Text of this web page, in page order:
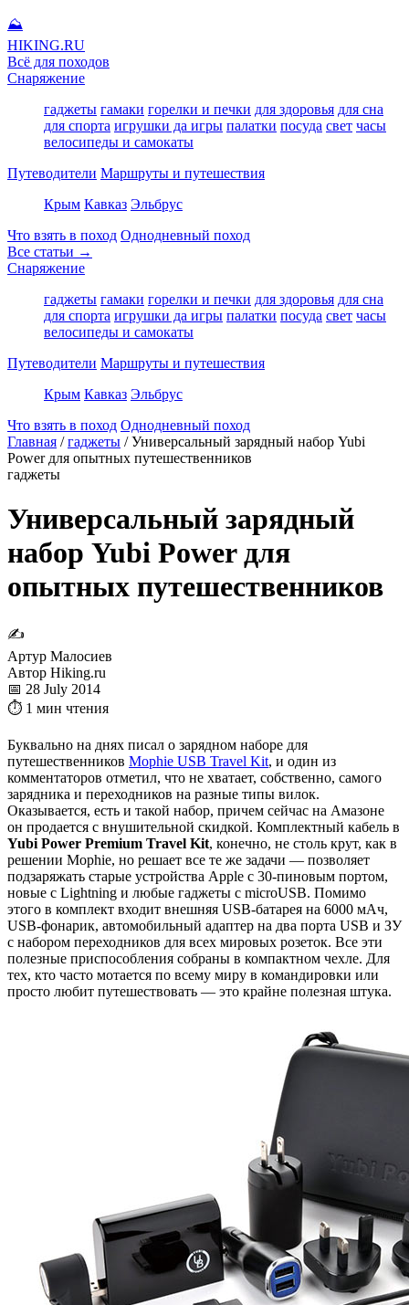
⛰
HIKING.RU
Всё для походов
Снаряжение
гаджеты гамаки горелки и печки для здоровья для сна
для спорта игрушки да игры палатки посуда свет часы
велосипеды и самокаты
Путеводители Маршруты и путешествия
Крым Кавказ Эльбрус
Что взять в поход Однодневный поход
Все статьи →
Снаряжение
гаджеты гамаки горелки и печки для здоровья для сна
для спорта игрушки да игры палатки посуда свет часы
велосипеды и самокаты
Путеводители Маршруты и путешествия
Крым Кавказ Эльбрус
Что взять в поход Однодневный поход
Главная / гаджеты / Универсальный зарядный набор Yubi
Power для опытных путешественников
гаджеты
Универсальный зарядный
набор Yubi Power для
опытных путешественников
✍
Артур Малосиев
Автор Hiking.ru
📅 28 July 2014
⏱ 1 мин чтения
Буквально на днях писал о зарядном наборе для
путешественников Mophie USB Travel Kit, и один из
комментаторов отметил, что не хватает, собственно, самого
зарядника и переходников на разные типы вилок.
Оказывается, есть и такой набор, причем сейчас на Амазоне
он продается с внушительной скидкой. Комплектный кабель в
Yubi Power Premium Travel Kit, конечно, не столь крут, как в
решении Mophie, но решает все те же задачи — позволяет
подзаряжать старые устройства Apple с 30-пиновым портом,
новые с Lightning и любые гаджеты с microUSB. Помимо
этого в комплект входит внешняя USB-батарея на 6000 мАч,
USB-фонарик, автомобильный адаптер на два порта USB и ЗУ
с набором переходников для всех мировых розеток. Все эти
полезные приспособления собраны в компактном чехле. Для
тех, кто часто мотается по всему миру в командировки или
просто любит путешествовать — это крайне полезная штука.